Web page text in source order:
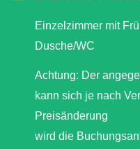
Einzelzimmer mit
Dusche/WC
Achtung: Der
kann sich je nach
Preisänderung
wird die